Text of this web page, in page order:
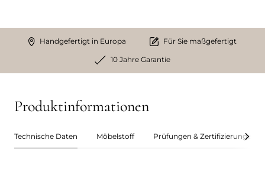
Handgefertigt in Europa Für Sie maßgefertigt
10 Jahre Garantie
Produktinformationen
Technische Daten Möbelstoff Prüfungen & Zertifizierungen